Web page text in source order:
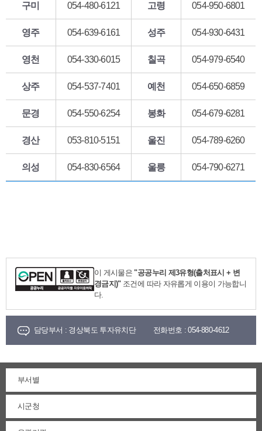
구미 054-480-6121 고령 054-950-6801
영주 054-639-6161 성주 054-930-6431
영천 054-330-6015 칠곡 054-979-6540
상주 054-537-7401 예천 054-650-6859
문경 054-550-6254 봉화 054-679-6281
경산 053-810-5151 울진 054-789-6260
의성 054-830-6564 울릉 054-790-6271
이 게시물은 "공공누리 제3유형(출처표시 + 변
경금지)"조건에 따라 자유롭게 이용이 가능합니
다.
담당부서 : 경상북도 투자유치단 전화번호 : 054-880-4612
부서별
시군청